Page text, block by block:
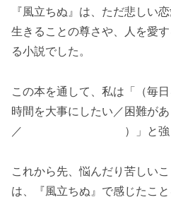
『風立ちぬ』は、ただ悲しい
生きることの尊さや、人を愛
る小説でした。
この本を通して、私は「（毎
時間を大事にしたい／困難が
／ ）」と強く思
これから先、悩んだり苦しい
は、『風立ちぬ』で感じたこ